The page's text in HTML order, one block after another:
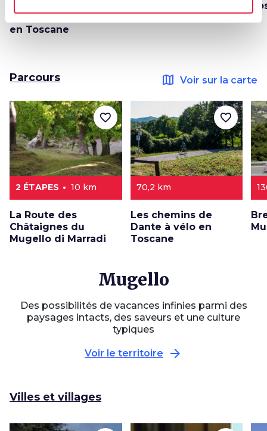
en Toscane
Parcours map Voir sur la carte
2 ÉTAPES 10 km
La Route des
Châtaignes du
Mugello di Marradi
favorite_border
70,2 km
Les chemins de
Dante à vélo en
Toscane
favorite_border
Mugello
Des possibilités de vacances infinies parmi des
paysages intacts, des saveurs et une culture
typiques
Voir le territoire arrow_forward
Villes et villages